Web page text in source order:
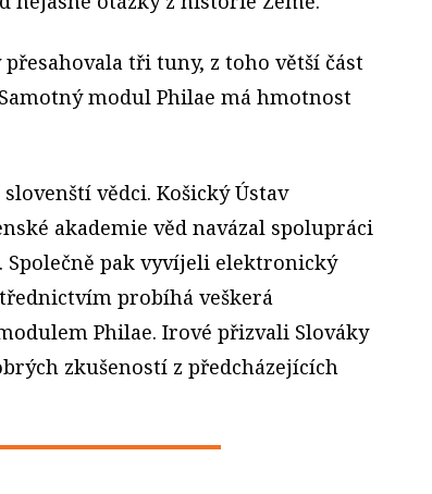
tři tuny, z toho větší část
modul Philae má hmotnost
vědci. Košický Ústav
akademie věd navázal spolupráci
Společně pak vyvíjeli elektronický
probíhá veškerá
Philae. Irové přizvali Slováky
zkušeností z předcházejících